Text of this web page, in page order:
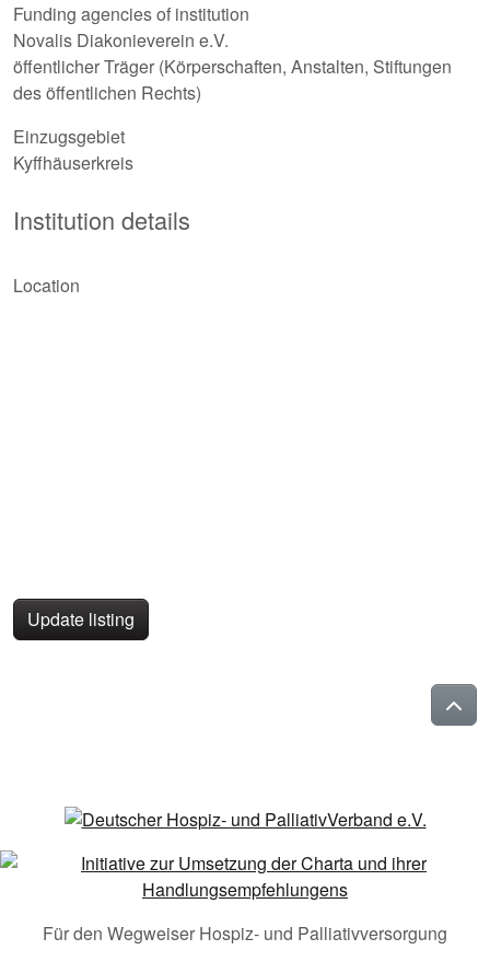
Funding agencies of institution
Novalis Diakonieverein e.V.
öffentlicher Träger (Körperschaften, Anstalten, Stiftungen
des öffentlichen Rechts)
Einzugsgebiet
Kyffhäuserkreis
Institution details
Location
Update listing
Für den Wegweiser Hospiz- und Palliativversorgung